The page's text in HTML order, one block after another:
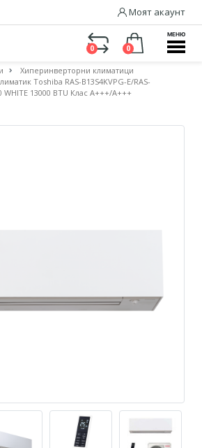
Моят акаунт
0 0
МЕНЮ
Хиперинверторни климатици
Toshiba RAS-B13S4KVPG-E/RAS-
WHITE 13000 BTU Клас A+++/А+++